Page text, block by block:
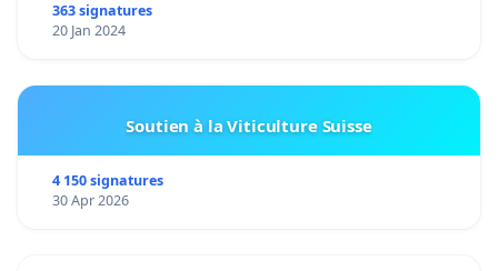
363 signatures
20 Jan 2024
Soutien à la Viticulture Suisse
4 150 signatures
30 Apr 2026